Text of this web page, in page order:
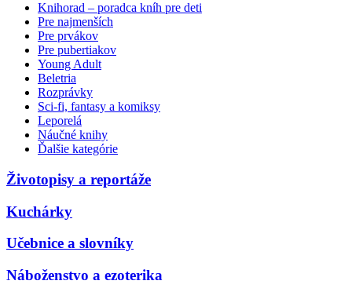
Knihorad – poradca kníh pre deti
Pre najmenších
Pre prvákov
Pre pubertiakov
Young Adult
Beletria
Rozprávky
Sci-fi, fantasy a komiksy
Leporelá
Náučné knihy
Ďalšie kategórie
Životopisy a reportáže
Kuchárky
Učebnice a slovníky
Náboženstvo a ezoterika